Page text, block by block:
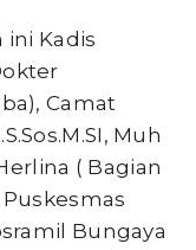
Kadis
Camat
Muh
( Bagian
Bungaya